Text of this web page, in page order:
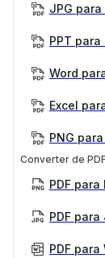
JPG para
PPT para
Word
Excel
PNG para
Converter de
PDF para
PDF para
PDF para